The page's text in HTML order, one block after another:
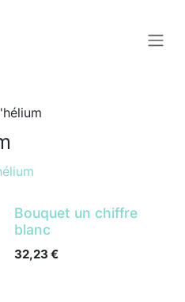
Bouquet un chiffre
blanc
32,23 €